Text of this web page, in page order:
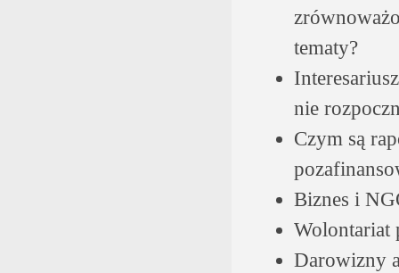
tematy?
nie
Czym są
Biznes i
Wolontariat
Darowizny